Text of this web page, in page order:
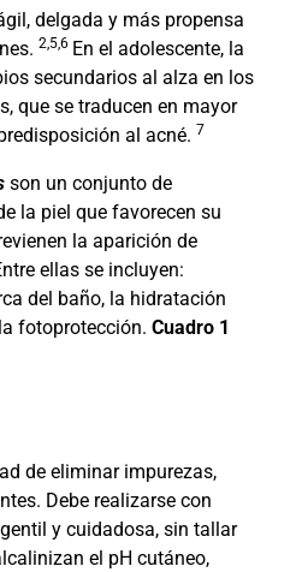
delgada y más propensa
2,5,6 En el adolescente, la
secundarios al alza en los
que se traducen en mayor
al acné. 7
son un conjunto de
la piel que favorecen su
la aparición de
ellas se incluyen:
del baño, la hidratación
fotoprotección. Cuadro 1
de eliminar impurezas,
Debe realizarse con
y cuidadosa, sin tallar
el pH cutáneo,